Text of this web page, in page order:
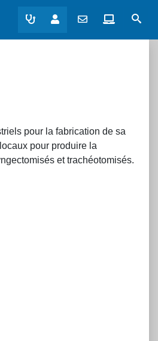
pour la fabrication de sa
pour produire la
et trachéotomisés.